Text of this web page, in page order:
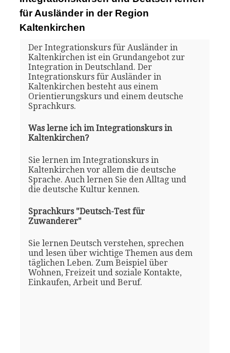
für Ausländer in der Region
Kaltenkirchen
Der Integrationskurs für Ausländer in
Kaltenkirchen ist ein Grundangebot zur
Integration in Deutschland. Der
Integrationskurs für Ausländer in
Kaltenkirchen besteht aus einem
Orientierungskurs und einem deutsche
Sprachkurs.
Was lerne ich im Integrationskurs in
Kaltenkirchen?
Sie lernen im Integrationskurs in
Kaltenkirchen vor allem die deutsche
Sprache. Auch lernen Sie den Alltag und
die deutsche Kultur kennen.
Sprachkurs "Deutsch-Test für
Zuwanderer"
Sie lernen Deutsch verstehen, sprechen
und lesen über wichtige Themen aus dem
täglichen Leben. Zum Beispiel über
Wohnen, Freizeit und soziale Kontakte,
Einkaufen, Arbeit und Beruf.